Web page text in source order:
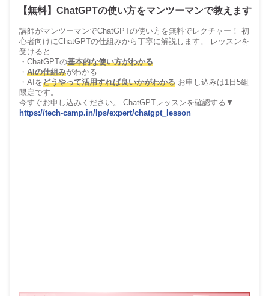
【無料】ChatGPTの使い方をマンツーマンで教えます
講師がマンツーマンでChatGPTの使い方を無料でレクチャー！ 初
心者向けにChatGPTの仕組みから丁寧に解説します。 レッスンを
受けると…
・ChatGPTの基本的な使い方がわかる
・ AIの仕組みがわかる
・AIをどうやって活用すれば良いかがわかる お申し込みは1日5組
限定です。
今すぐお申し込みください。 ChatGPTレッスンを確認する▼
https://tech-camp.in/lps/expert/chatgpt_lesson